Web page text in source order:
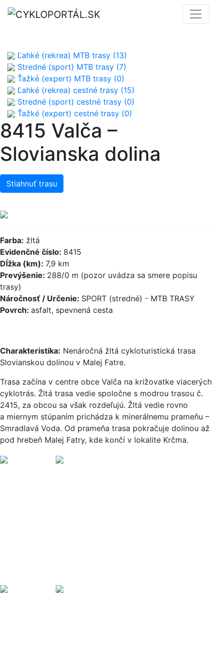
Ľahké (rekrea) MTB trasy (13)
Stredné (sport) MTB trasy (7)
Ťažké (expert) MTB trasy (0)
Ľahké (rekrea) cestné trasy (15)
Stredné (sport) cestné trasy (0)
Ťažké (expert) cestné trasy (0)
8415 Valča –
Slovianska dolina
Stiahnuť trasu
Farba: žltá
Evidenčné číslo: 8415
Dĺžka (km): 7,9 km
Prevýšenie: 288/0 m (pozor uvádza sa smere popisu
trasy)
Náročnosť / Určenie: SPORT (stredné) - MTB TRASY
Povrch: asfalt, spevnená cesta
Charakteristika: Nenáročná žltá cykloturistická trasa
Slovianskou dolinou v Malej Fatre.
Trasa začína v centre obce Valča na križovatke viacerých
cyklotrás. Žltá trasa vedie spoločne s modrou trasou č.
2415, za obcou sa však rozdeľujú. Žltá vedie rovno
a miernym stúpaním prichádza k minerálnemu prameňu –
Smradlavá Voda. Od prameňa trasa pokračuje dolinou až
pod hrebeň Malej Fatry, kde končí v lokalite Krčma.